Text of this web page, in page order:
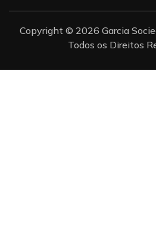
Copyright © 2026 Garcia
Todos os Direitos